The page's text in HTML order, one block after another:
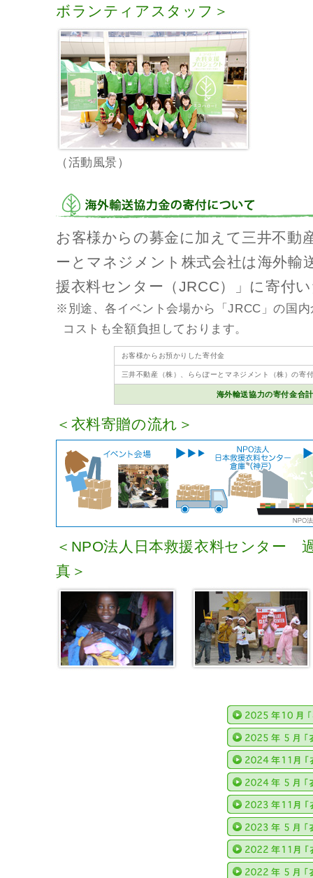
ボランティアスタッフ＞
（活動風景）
お客様からの募金に加えて三井不動
ーとマネジメント株式会社は海外輸
援衣料センター（JRCC）」に寄付
※別途、各イベント会場から「JRCC」の国
コストも全額負担しております。
お客様からお預かりした寄付金
三井不動産（株）、ららぽーとマネジメント（株）の寄
海外輸送協力の寄付金合
＜衣料寄贈の流れ＞
＜NPO法人日本救援衣料センター
真＞